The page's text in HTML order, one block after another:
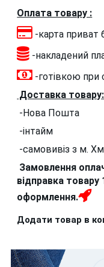
Оплата товару :
-карта приват
-накладений
-готівкою при
Доставка товару:
-Нова Пошта
-інтайм
-самовивіз з м.
Замовлення
відправка товару
оформлення.
Додати товар в